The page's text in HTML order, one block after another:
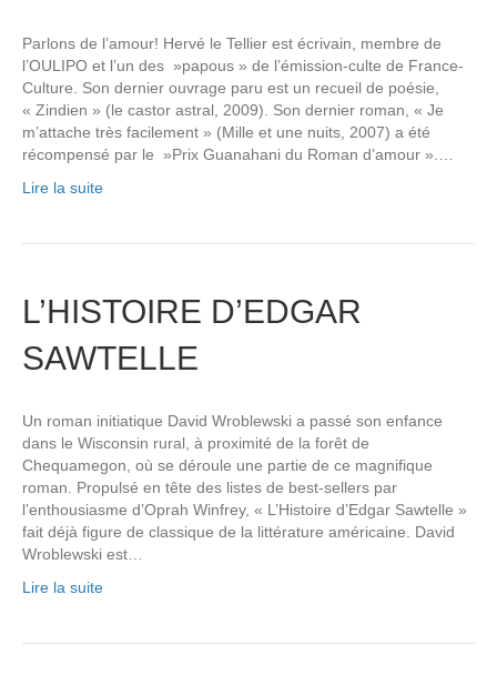
Parlons de l’amour! Hervé le Tellier est écrivain, membre de
l’OULIPO et l’un des »papous » de l’émission-culte de France-
Culture. Son dernier ouvrage paru est un recueil de poésie,
« Zindien » (le castor astral, 2009). Son dernier roman, « Je
m’attache très facilement » (Mille et une nuits, 2007) a été
récompensé par le »Prix Guanahani du Roman d’amour ».…
Lire la suite
L’HISTOIRE D’EDGAR
SAWTELLE
Un roman initiatique David Wroblewski a passé son enfance
dans le Wisconsin rural, à proximité de la forêt de
Chequamegon, où se déroule une partie de ce magnifique
roman. Propulsé en tête des listes de best-sellers par
l’enthousiasme d’Oprah Winfrey, « L’Histoire d’Edgar Sawtelle »
fait déjà figure de classique de la littérature américaine. David
Wroblewski est…
Lire la suite